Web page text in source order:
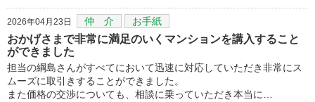
2026年04月23日 仲 介 お手紙
おかげさまで非常に満足のいくマンションを講入すること
ができました
担当の綱島さんがすべてにおいて迅速に対応していただき非常にス
ムーズに取引きすることができました。
また価格の交渉についても、相談に乗っていただき本当に…